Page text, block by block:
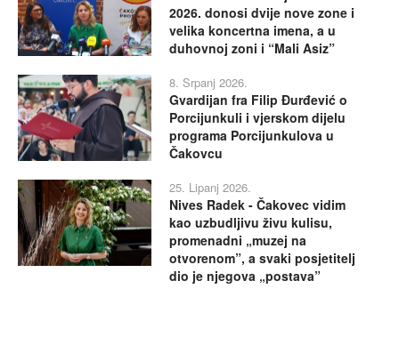
2026. donosi dvije nove zone i
velika koncertna imena, a u
duhovnoj zoni i “Mali Asiz”
8. Srpanj 2026.
Gvardijan fra Filip Đurđević o
Porcijunkuli i vjerskom dijelu
programa Porcijunkulova u
Čakovcu
25. Lipanj 2026.
Nives Radek - Čakovec vidim
kao uzbudljivu živu kulisu,
promenadni „muzej na
otvorenom”, a svaki posjetitelj
dio je njegova „postava”